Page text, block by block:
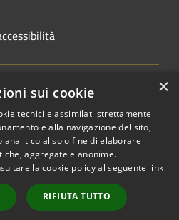
Copyright © 2026 • Comune di
Santarcangelo di Romagna •
Powered byMunicipium
Accesso redazione
×
sui cookie
tecnici e assimilati strettamente
e alla navigazione del sito,
analitico al solo fine di elaborare
aggregate e anonime.
la cookie policy al seguente link
RIFIUTA TUTTO